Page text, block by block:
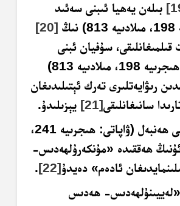
بىلەن يەھيا ئىبنى سەئىد
[20]
قىلمىغانلىقى، سۇفيان ئبنى
ئۇيەينە (ۋاپاتى: ھىجرىيە 198، مىلادىيە 813)
رىۋايەتلىرى تەرك ئېتىلىدىغان
سانىغانلىقى[21] يېزىلىدۇ.
ئەھمەد ئىبنى ھەنبەل (ۋاپاتى: ھىجرىيە 241،
855)، ئۇنىڭ ھەققىدە «مۇنكەرۇلھەدىس-
ئادەم» دەيدۇ[22]
.
«لەييىنۇلھەدىس- ھەدىس